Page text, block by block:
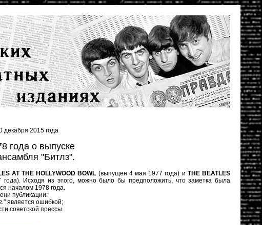
декабря 2015 года
года о выпуске
"Битлз".
AT THE HOLLYWOOD BOWL (выпущен 4 мая 1977 года) и THE BEATLES
Исходя из этого, можно было бы предположить, что заметка была
началом 1978 года.
публикации:
" является ошибкой;
советской прессы.